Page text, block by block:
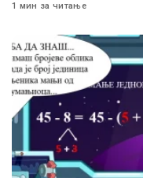
1 мин за читање